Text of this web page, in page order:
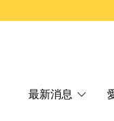
最新消息